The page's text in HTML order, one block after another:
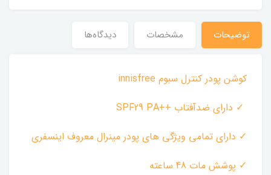
توضیحات مشخصات دیدگاه‌ها
کوشن پودر کنترل سبوم innisfree ‌
✓ دارای ضدآفتاب ++SPF29 PA ‌
✓ دارای تمامی ویژگی های پودر مینرال معروف اینسفری ‌
✓ پوشش مات 48 ساعته ‌